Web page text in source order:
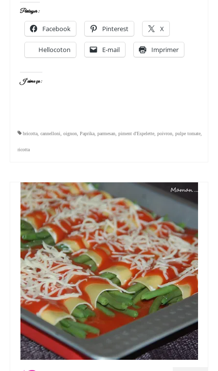
Partager :
Facebook Pinterest X
Hellocoton E-mail Imprimer
J’aime ça :
bricotta cannelloni oignon Paprika parmesan piment d'Espelette poivron pulpe tomate
ricotta